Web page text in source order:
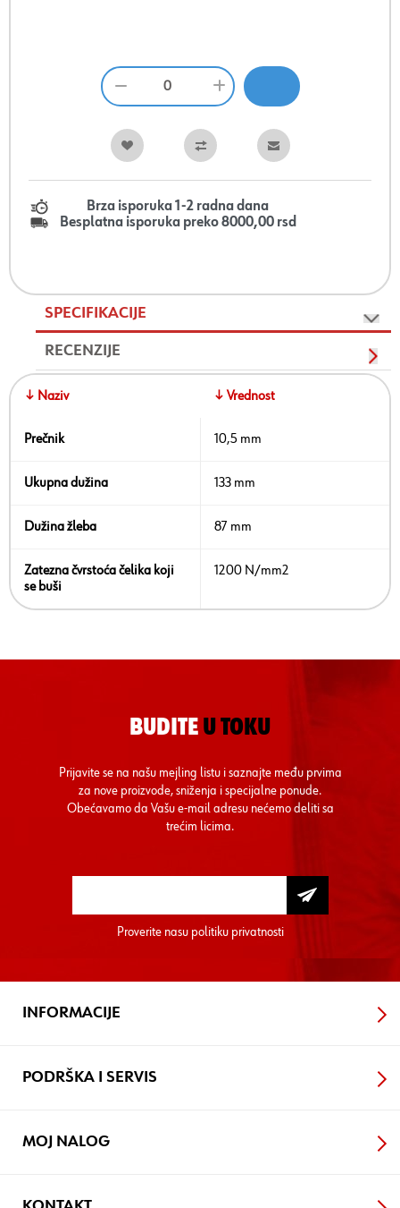
Brza isporuka 1-2 radna dana
Besplatna isporuka preko 8000,00 rsd
SPECIFIKACIJE
RECENZIJE
↓ Naziv ↓ Vrednost
Prečnik 10,5 mm
Ukupna dužina 133 mm
Dužina žleba 87 mm
Zatezna čvrstoća čelika koji
se buši
1200 N/mm2
BUDITE U TOKU
Prijavite se na našu mejling listu i saznajte među prvima
za nove proizvode, sniženja i specijalne ponude.
Obećavamo da Vašu e-mail adresu nećemo deliti sa
trećim licima.
Proverite nasu politiku privatnosti
INFORMACIJE
PODRŠKA I SERVIS
MOJ NALOG